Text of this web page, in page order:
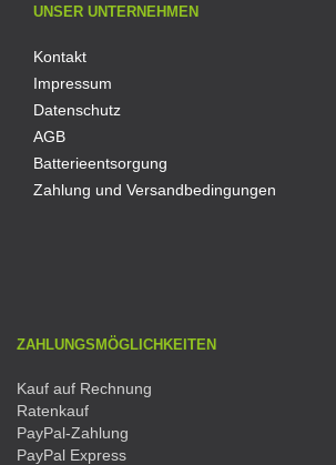
UNSER UNTERNEHMEN
Kontakt
Impressum
Datenschutz
AGB
Batterieentsorgung
Zahlung und Versandbedingungen
ZAHLUNGSMÖGLICHKEITEN
Kauf auf Rechnung
Ratenkauf
PayPal-Zahlung
PayPal Express